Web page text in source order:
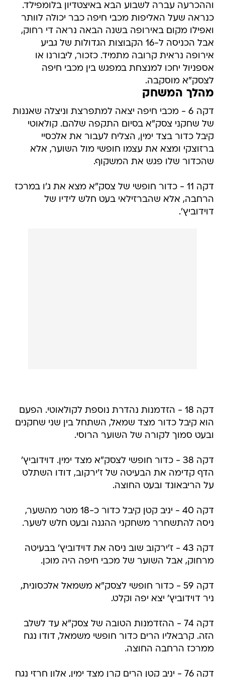
וההכרעה עברה לשבוע הבא באיצטדיון בלומפילד.
כנראה שעל האליפות מכבי חיפה כבר יכולה לוותר
ואפילו מקום באירופה בשנה הבאה נראה די רחוק,
אבל הכניסה ל-16 הקבוצות הגדולות של גביע
אירופה נראית קרובה מתמיד. כזכור, ליבורנו או
אספניול יחכו למנצחת במפגש בין מכבי חיפה
לצסק"א מוסקבה.
מהלך המשחק
דקה 6 - מכבי חיפה יצאה למתפרצת וניצלה שאננות
של שחקני צסק"א בסיום התקפה שלהם. קולאוטי
קיבל כדור בצד ימין, הצליח לעבור את אלכסיי
ברזוצקי ומצא את עצמו חופשי מול השוער, אלא
שהכדור שלו פגש את המשקוף.
דקה 11 - כדור חופשי של צסק"א מצא את ג'ו במרכז
הרחבה, אלא שהברזילאי בעט חלש לידיו של
דוידוביץ'.
דקה 18 - הזדמנות נהדרת נוספת לקולאוטי. הפעם
הוא קיבל כדור מצד שמאל, השתחל בין שני שחקנים
ובעט סמוך לקורה של השוער הרוסי.
דקה 38 - כדור חופשי לצסק"א מצד ימין. דוידוביץ'
הדף קדימה את הבעיטה של ז'ירקוב, דודו השתלט
על הריבאונד ובעט החוצה.
דקה 40 - יניב קטן קיבל כדור כ-18 מטר מהשער,
ניסה להתשחרר משחקני ההגנה ובעט חלש לשער.
דקה 43 - ז'ירקוב שוב ניסה את דוידוביץ' בבעיטה
מרחוק, אבל השוער של מכבי חיפה היה מוכן.
דקה 59 - כדור חופשי לצסק"א משמאל אלכסונית,
ניר דוידוביץ' יצא יפה וקלט.
דקה 74 - ההזדמנות הטובה של צסק"א עד לשלב
הזה. קרבאליו הרים כדור חופשי משמאל, דודו נגח
ממרכז הרחבה החוצה.
דקה 76 - יניב קטן הרים קרן מצד ימין, אלון חרזי נגח